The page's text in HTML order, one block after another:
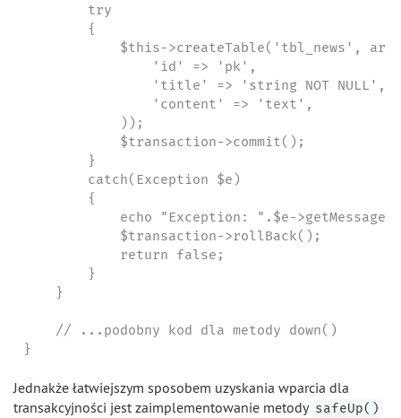
        try
        {
$this->createTable('tbl_news',
                'id' => 'pk',
                'title' => 'string NOT NULL',
                'content' => 'text',
            ));
            $transaction->commit();
        }
        catch(Exception $e)
        {
echo "Exception: ".$e-
            $transaction->rollBack();
            return false;
        }
    }
    // ...podobny kod dla metody down()
}
Jednakże łatwiejszym sposobem uzyskania wparcia dla
transakcyjności jest zaimplementowanie metody safeUp()